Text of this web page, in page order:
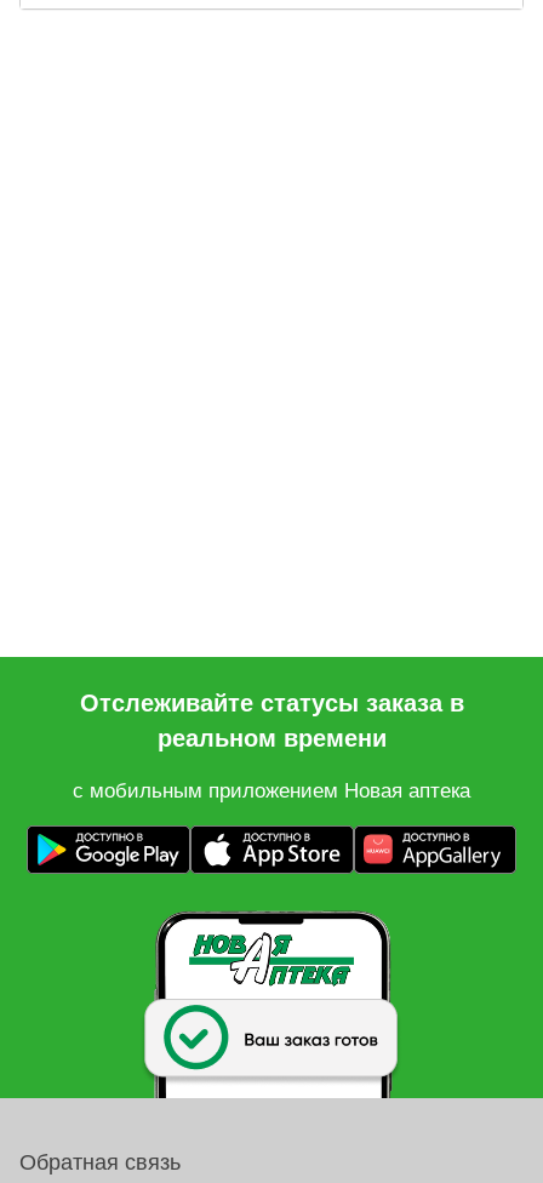
Отслеживайте статусы заказа в
реальном времени
с мобильным приложением Новая аптека
Обратная связь